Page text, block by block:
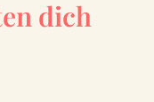
dich